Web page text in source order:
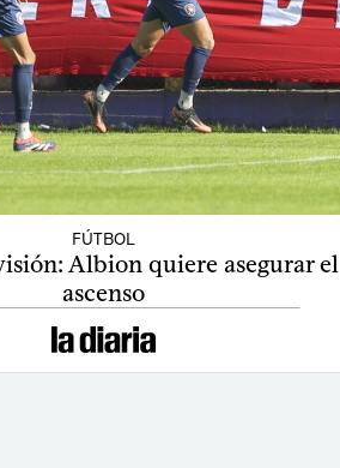
FÚTBOL
Albion quiere asegurar el
ascenso